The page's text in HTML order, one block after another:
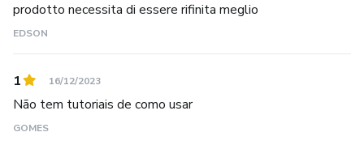
prodotto necessita di essere rifinita meglio
EDSON
1 16/12/2023
Não tem tutoriais de como usar
GOMES